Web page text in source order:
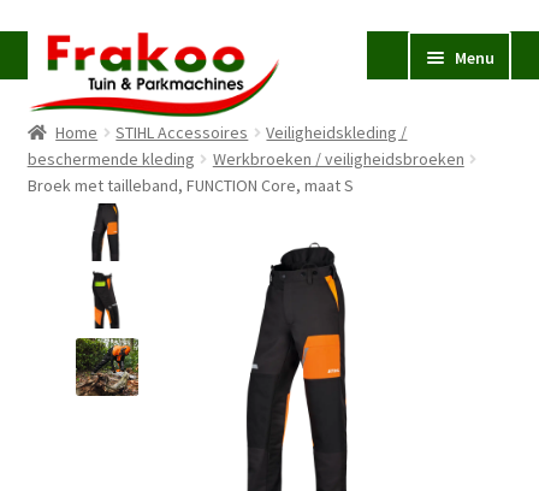
Ga
door
naar
navigatie
Ga
naar
de
inhoud
Menu
Homepage
Verkoop en Reparatie
Occasions
STIHL
Accessoires
Contact
Home STIHL Accessoires
Veiligheidskleding /
beschermende kleding
Werkbroeken / veiligheidsbroeken
Broek met tailleband, FUNCTION Core, maat S